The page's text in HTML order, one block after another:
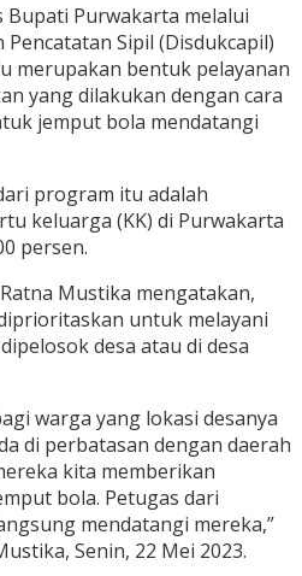
Bupati Purwakarta melalui
Sipil (Disdukcapil)
merupakan bentuk pelayanan
yang dilakukan dengan cara
jemput bola mendatangi
program itu adalah
keluarga (KK) di Purwakarta
persen.
Mustika mengatakan,
untuk melayani
desa atau di desa
warga yang lokasi desanya
di perbatasan dengan daerah
kita memberikan
bola. Petugas dari
mendatangi mereka,”
Senin, 22 Mei 2023.